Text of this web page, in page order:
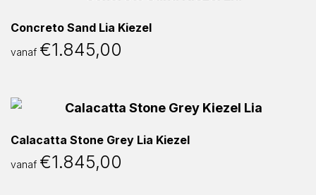
Concreto Sand Lia Kiezel
vanaf €1.845,00
Calacatta Stone Grey Lia Kiezel
vanaf €1.845,00